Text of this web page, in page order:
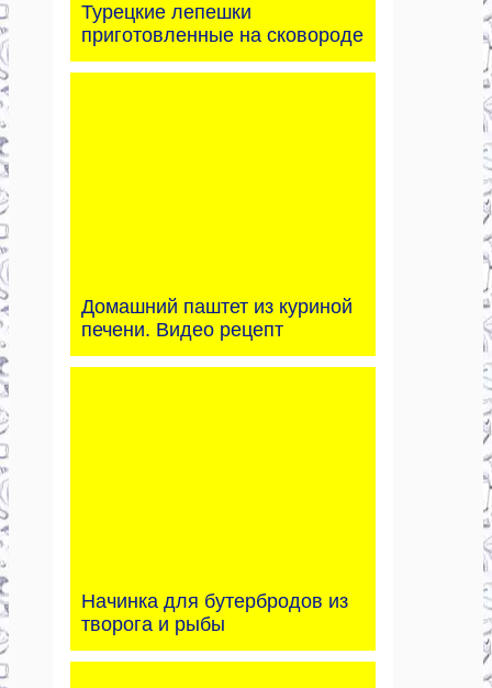
Турецкие лепешки
приготовленные на сковороде
Домашний паштет из куриной
печени. Видео рецепт
Начинка для бутербродов из
творога и рыбы